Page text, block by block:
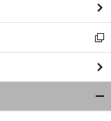
で
開
く
新
し
い
ウ
ィ
ン